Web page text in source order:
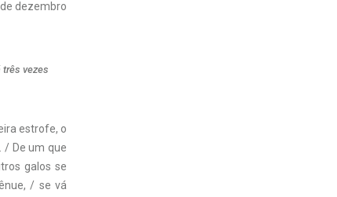
dezembro
três vezes
estrofe, o
/ De um que
galos se
/ se vá